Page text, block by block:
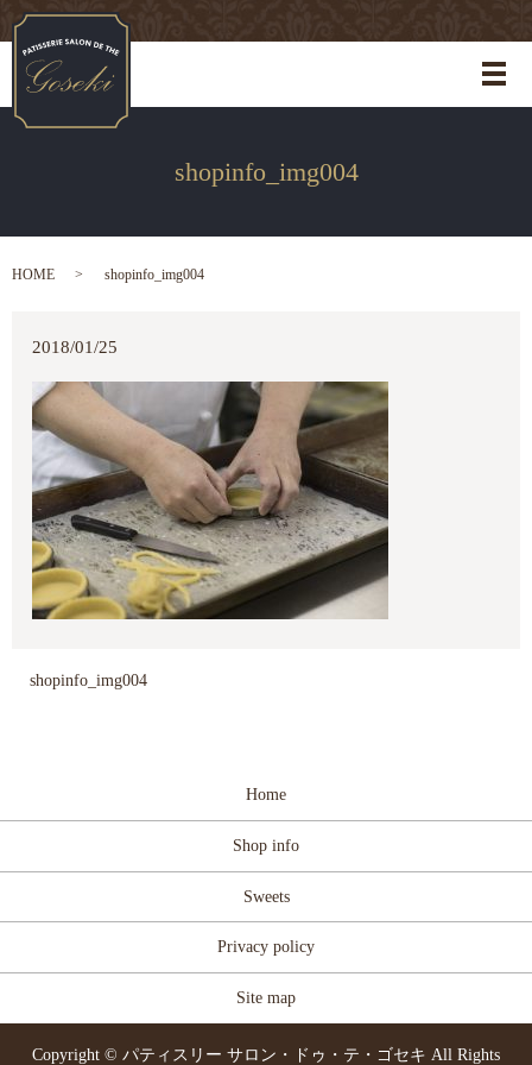
メ
shopinfo_img004
HOME shopinfo_img004
2018/01/25
shopinfo_img004
Home
Shop info
Sweets
Privacy policy
Site map
Copyright © パティスリー サロン・ドゥ・テ・ゴセキ All Rights